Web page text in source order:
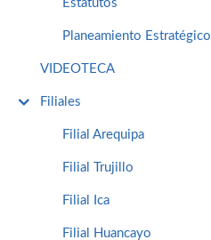
Estatutos
Planeamiento Estratégico
VIDEOTECA
Filiales
Filial Arequipa
Filial Trujillo
Filial Ica
Filial Huancayo